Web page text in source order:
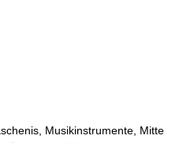
Musikinstrumente, Mitte